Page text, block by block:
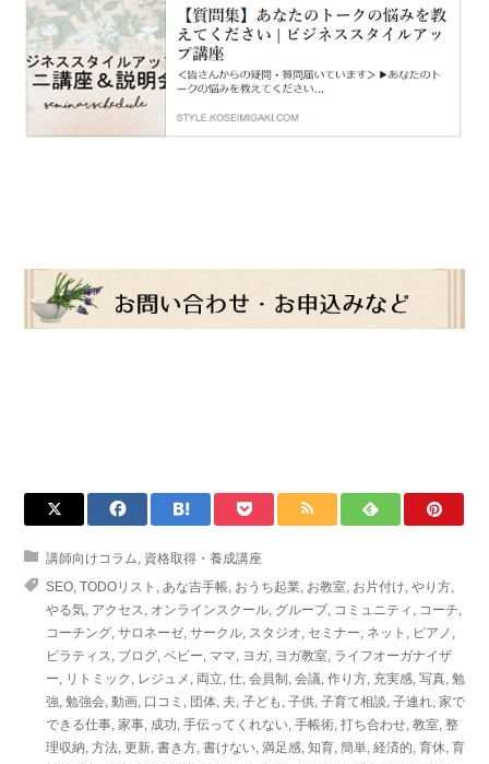
講師向けコラム, 資格取得・養成講座
SEO, TODOリスト , あな吉手帳, おうち起業, お教室, お片付け, やり方,
やる気, アクセス, オンラインスクール, グループ, コミュニティ , コーチ,
コーチング, サロネーゼ, サークル, スタジオ, セミナー, ネット , ピアノ ,
ピラティス, ブログ, ベビー, ママ, ヨガ, ヨガ教室, ライフオーガナイザ
ー, リトミック , レジュメ , 両立, 仕, 会員制 , 会議, 作り方, 充実感, 写真, 勉
強, 勉強会, 動画, 口コミ , 団体, 夫, 子ども , 子供, 子育て相談, 子連れ, 家で
できる仕事, 家事, 成功, 手伝ってくれない, 手帳術, 打ち合わせ, 教室, 整
理収納, 方法, 更新, 書き方, 書けない, 満足感, 知育, 簡単, 経済的, 育休, 育